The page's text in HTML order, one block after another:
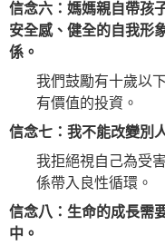
信念六：媽媽親自帶孩
安全感、健全的自我形
係。
我們鼓勵有十歲以
有價值的投資。
信念七：我不能改變別
我拒絕視自己為受
係帶入良性循環。
信念八：生命的成長需
中。